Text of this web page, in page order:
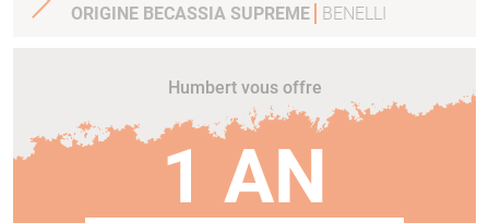
ORIGINE BECASSIA SUPREME
BENELLI
Humbert vous offre
1 AN